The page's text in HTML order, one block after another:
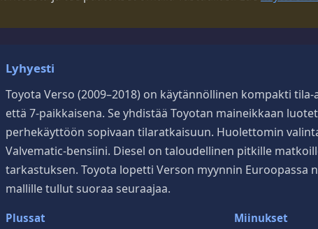
Lyhyesti
Toyota Verso (2009–2018) on käytännöllinen kompakti
että 7-paikkaisena. Se yhdistää Toyotan maineikkaan
perhekäyttöön sopivaan tilaratkaisuun. Huolettomin
Valvematic-bensiini. Diesel on taloudellinen pitkille
tarkastuksen. Toyota lopetti Verson myynnin Euroopassa
mallille tullut suoraa seuraajaa.
Plussat Miinukset